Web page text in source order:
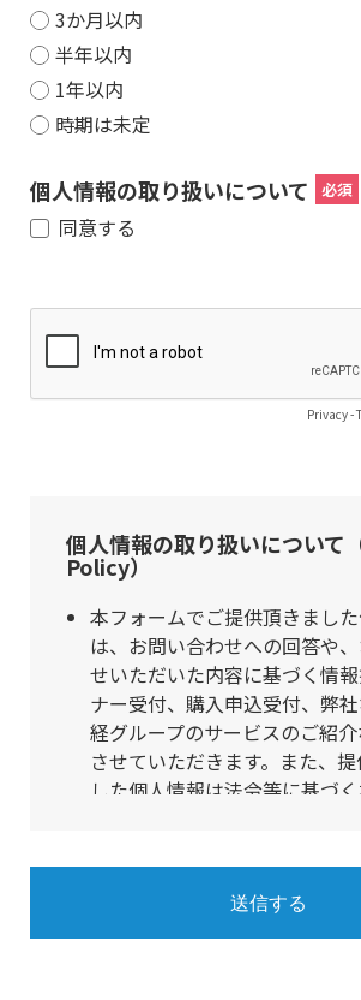
3か月以内
半年以内
1年以内
時期は未定
個人情報の取り扱いについて
同意する
Privacy-
個人情報の取り扱いについて
Policy）
本フォームでご提供頂きまし
は、お問い合わせへの回答や
せいただいた内容に基づく情
ナー受付、購入申込受付、弊
経グループのサービスのご紹
させていただきます。また、
した個人情報は法令等に基づ
定する委託基準を充足する先
託を行い、適切な取扱いが行わ
督します。